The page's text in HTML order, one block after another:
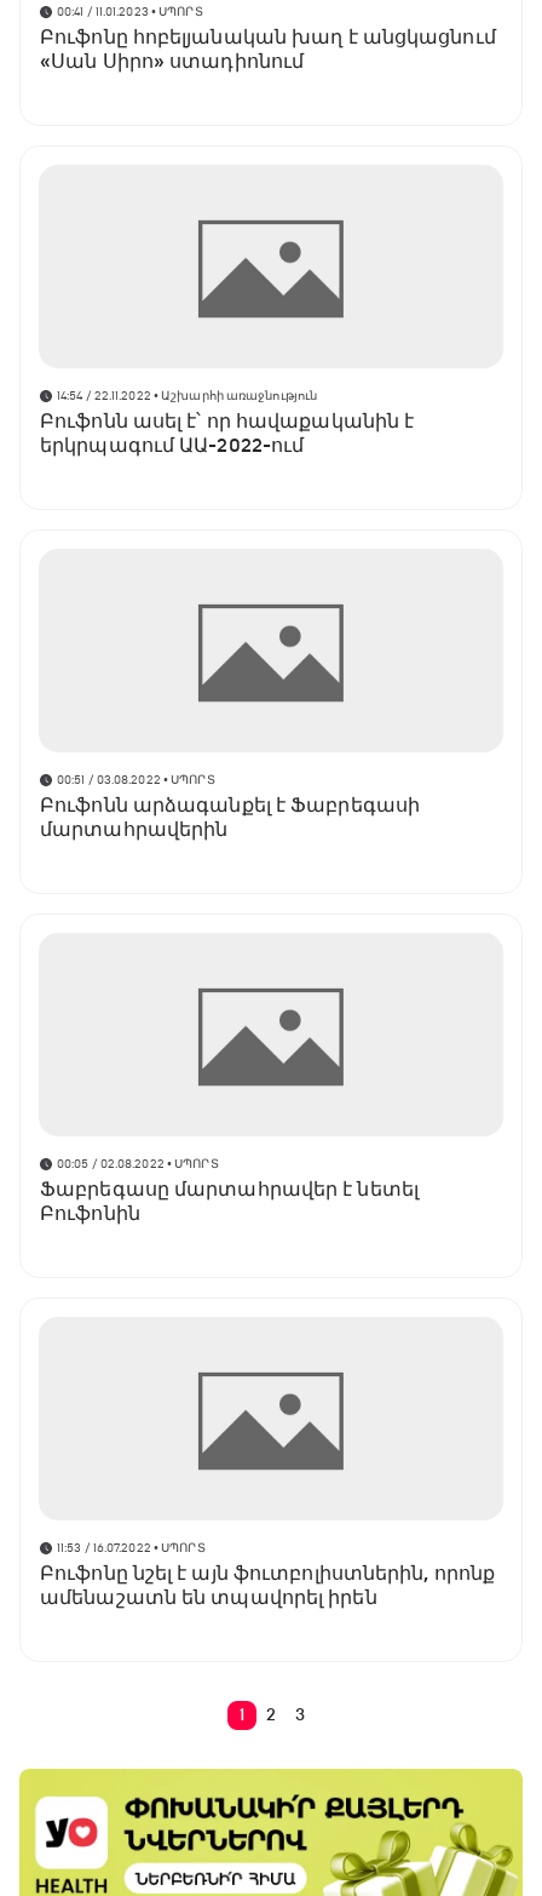
00:41 / 11.01.2023 • ՍՊՈՐՏ
Բուֆոնը հոբելյանական խաղ է անցկացնում
«Սան Սիրո» ստադիոնում
14:54 / 22.11.2022 • Աշխարհի առաջնություն
Բուֆոնն ասել է՝ որ հավաքականին է
երկրպագում ԱԱ-2022-ում
00:51 / 03.08.2022 • ՍՊՈՐՏ
Բուֆոնն արձագանքել է Ֆաբրեգասի
մարտահրավերին
00:05 / 02.08.2022 • ՍՊՈՐՏ
Ֆաբրեգասը մարտահրավեր է նետել
Բուֆոնին
11:53 / 16.07.2022 • ՍՊՈՐՏ
Բուֆոնը նշել է այն ֆուտբոլիստներին, որոնք
ամենաշատն են տպավորել իրեն
1 2 3